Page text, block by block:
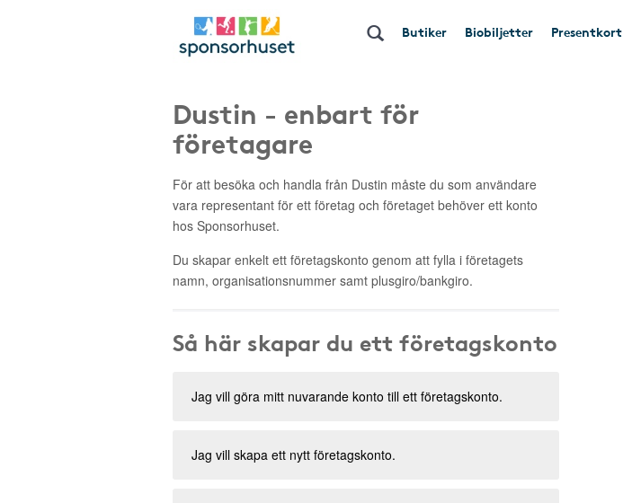
Butiker Biobiljetter Presentkort
Dustin - enbart för
företagare
För att besöka och handla från Dustin måste du som användare
vara representant för ett företag och företaget behöver ett konto
hos Sponsorhuset.
Du skapar enkelt ett företagskonto genom att fylla i företagets
namn, organisationsnummer samt plusgiro/bankgiro.
Så här skapar du ett företagskonto
Jag vill göra mitt nuvarande konto till ett företagskonto.
Jag vill skapa ett nytt företagskonto.